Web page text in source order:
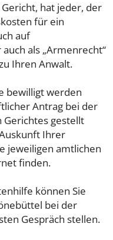
hat jeder, der
für ein
auf
als „Armenrecht“
Ihren Anwalt.
bewilligt werden
Antrag bei der
Gerichtes gestellt
Ihrer
jeweiligen amtlichen
finden.
können Sie
bei der
Gespräch stellen.